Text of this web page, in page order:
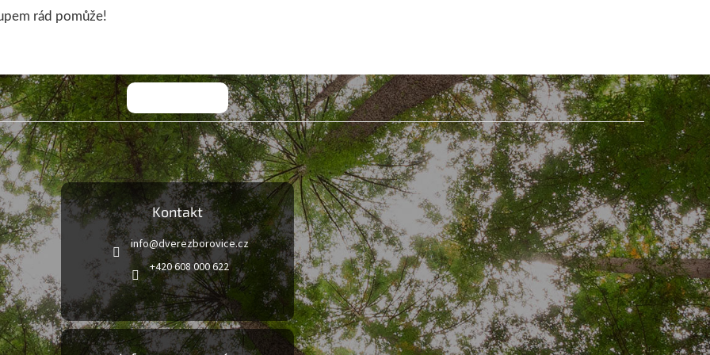
rád pomůže!
Kontakt
info@dverezborovice.cz
+420 608 000 622